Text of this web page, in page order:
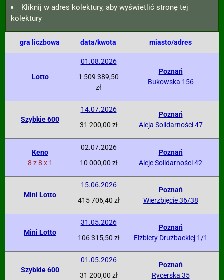
Kliknij w adres kolektury, aby wyświetlić stronę tej
kolektury
gra liczbowa data/kwota miasto/adres
Lotto
01.08.2026
1 509 389,50
zł
Poznań
Bukowska 156
Szybkie 600
14.07.2026
31 200,00 zł
Poznań
Aleja Solidarności 47
Keno
8 z 8 x 1
02.07.2026
10 000,00 zł
Poznań
Aleje Solidarności 42
Mini Lotto
15.06.2026
415 706,40 zł
Poznań
Wierzbięcie 36/38
Mini Lotto
31.05.2026
106 315,50 zł
Poznań
Elżbiety Drużbackiej 1/1
Szybkie 600
01.05.2026
31 200,00 zł
Poznań
Rycerska 35